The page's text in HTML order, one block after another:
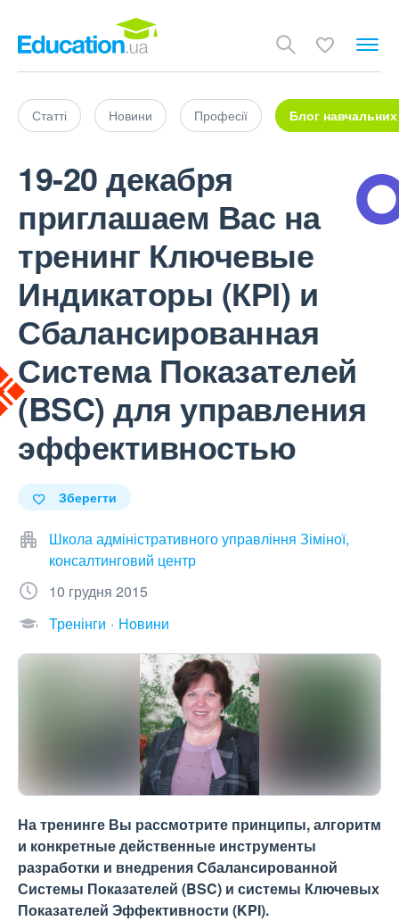
Статті Новини Професії Блог навчальних
19-20 декабря
приглашаем Вас на
тренинг Ключевые
Индикаторы (КРІ) и
Сбалансированная
Система Показателей
(BSC) для управления
эффективностью
Зберегти
Школа адміністративного управління Зіміної,
консалтинговий центр
10 грудня 2015
Тренінги
Новини
На тренинге Вы рассмотрите принципы, алгоритм
и конкретные действенные инструменты
разработки и внедрения Сбалансированной
Системы Показателей (BSC) и системы Ключевых
Показателей Эффективности (KPI).